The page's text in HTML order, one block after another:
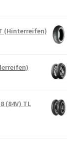
(Hinterreifen)
(84V) TL